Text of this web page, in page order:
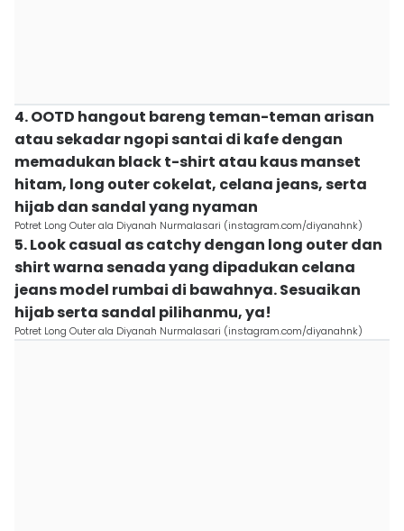
4. OOTD hangout bareng teman-teman arisan
atau sekadar ngopi santai di kafe dengan
memadukan black t-shirt atau kaus manset
hitam, long outer cokelat, celana jeans, serta
hijab dan sandal yang nyaman
Potret Long Outer ala Diyanah Nurmalasari (instagram.com/diyanahnk)
5. Look casual as catchy dengan long outer dan
shirt warna senada yang dipadukan celana
jeans model rumbai di bawahnya. Sesuaikan
hijab serta sandal pilihanmu, ya!
Potret Long Outer ala Diyanah Nurmalasari (instagram.com/diyanahnk)